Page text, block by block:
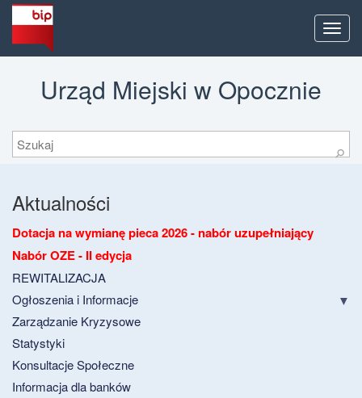
Menu
Urząd Miejski w Opocznie
Szukaj
⚲
Aktualności
Dotacja na wymianę pieca 2026 - nabór uzupełniający
Nabór OZE - II edycja
REWITALIZACJA
Ogłoszenia i Informacje
Zarządzanie Kryzysowe
Statystyki
Konsultacje Społeczne
Informacja dla banków